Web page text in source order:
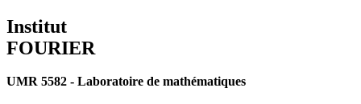
Institut
FOURIER
UMR 5582 - Laboratoire de mathématiques